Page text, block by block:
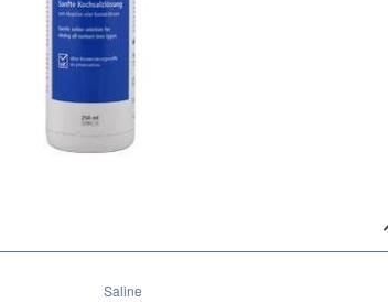
Saline